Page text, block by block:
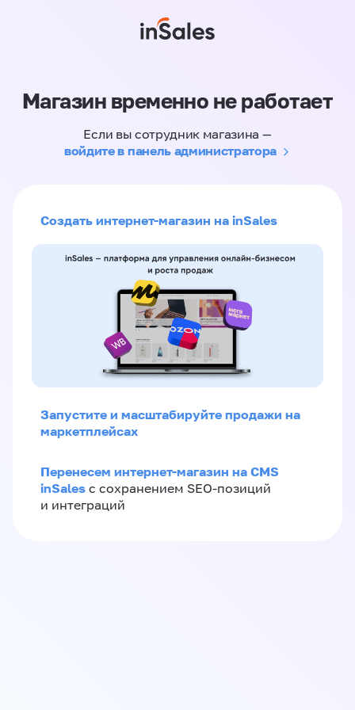
Магазин временно не работает
Если вы сотрудник магазина —
войдите в панель администратора
Создать интернет-магазин на inSales
Запустите и масштабируйте продажи на
маркетплейсах
Перенесем интернет-магазин на CMS
inSales с сохранением SEO-позиций
и интеграций